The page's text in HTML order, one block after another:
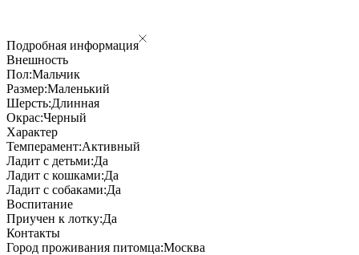
Подробная информация
Внешность
Пол:Мальчик
Размер:Маленький
Шерсть:Длинная
Окрас:Черный
Характер
Темперамент:Активный
Ладит с детьми:Да
Ладит с кошками:Да
Ладит с собаками:Да
Воспитание
Приучен к лотку:Да
Контакты
Город проживания питомца:Москва